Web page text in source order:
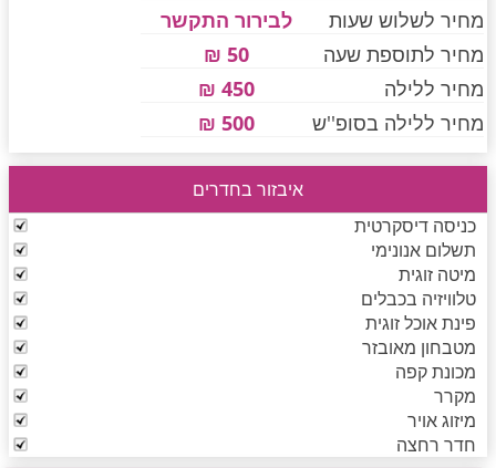
חדרים לפי שעה בחוף הכרמל
חדרים לפי שעה בחיפה קריות
חדרים לפי שעה בכנרת גליל תחתון עמקים
חדרים לפי שעה ברמת הגולן
חדרים לפי שעה בהערבה
חדרים לפי שעה בעמק יזרעאל
מחיר לשלוש שעות
לבירור התקשר
מחיר לתוספת שעה
50 ₪
מחיר ללילה
450 ₪
מחיר ללילה בסופ''ש
500 ₪
איבזור בחדרים
כניסה דיסקרטית
תשלום אנונימי
מיטה זוגית
טלוויזיה בכבלים
פינת אוכל זוגית
מטבחון מאובזר
מכונת קפה
מקרר
מיזוג אויר
חדר רחצה